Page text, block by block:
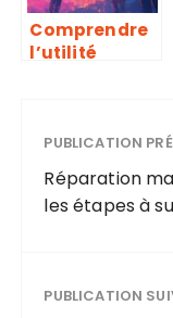
Comprendre
l’utilité
pays en
développeme
nt
PUBLICATION
Réparation
les étapes à
PUBLICATION